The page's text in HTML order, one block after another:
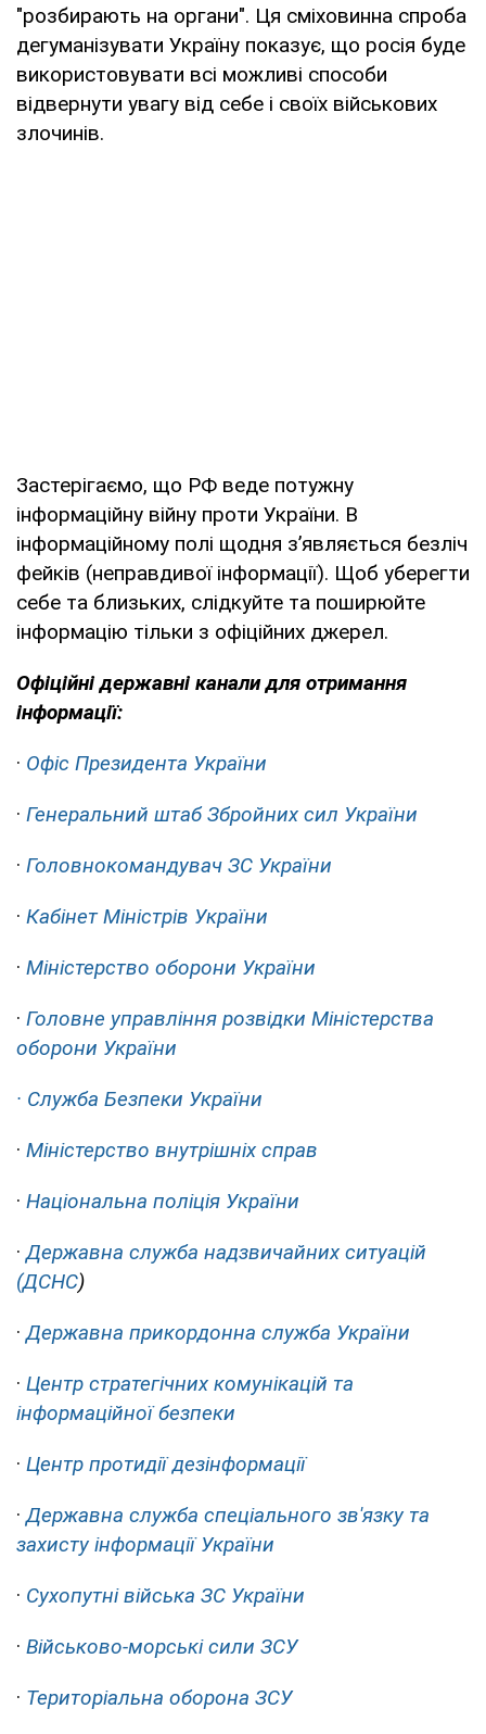
"розбирають на органи". Ця сміховинна спроба
дегуманізувати Україну показує, що росія буде
використовувати всі можливі способи
відвернути увагу від себе і своїх військових
злочинів.
Застерігаємо, що РФ веде потужну
інформаційну війну проти України. В
інформаційному полі щодня з’являється безліч
фейків (неправдивої інформації). Щоб уберегти
себе та близьких, слідкуйте та поширюйте
інформацію тільки з офіційних джерел.
Офіційні державні канали для отримання
інформації:
· Офіс Президента України
· Генеральний штаб Збройних сил України
· Головнокомандувач ЗС України
· Кабінет Міністрів України
· Міністерство оборони України
· Головне управління розвідки Міністерства
оборони України
· Служба Безпеки України
· Міністерство внутрішніх справ
· Національна поліція України
·Державна служба надзвичайних ситуацій
(ДСНС)
·Державна прикордонна служба України
· Центр стратегічних комунікацій та
інформаційної безпеки
· Центр протидії дезінформації
·Державна служба спеціального зв'язку та
захисту інформації України
· Сухопутні війська ЗС України
· Військово-морські сили ЗСУ
· Територіальна оборона ЗСУ